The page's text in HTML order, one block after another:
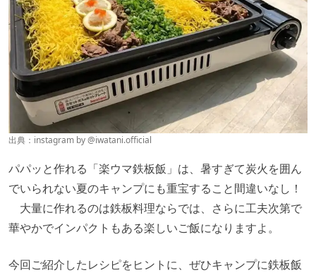
出典：instagram by @iwatani.official
パパッと作れる「楽ウマ鉄板飯」は、暑すぎて炭火を囲ん
でいられない夏のキャンプにも重宝すること間違いなし！
大量に作れるのは鉄板料理ならでは、さらに工夫次第で
華やかでインパクトもある楽しいご飯になりますよ。
今回ご紹介したレシピをヒントに、ぜひキャンプに鉄板飯